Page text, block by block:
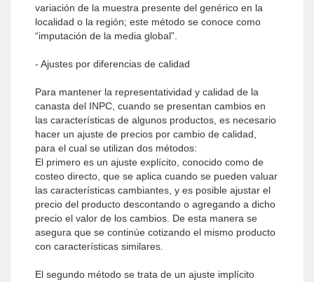
variación de la muestra presente del genérico en la
localidad o la región; este método se conoce como
“imputación de la media global”.
- Ajustes por diferencias de calidad
Para mantener la representatividad y calidad de la
canasta del INPC, cuando se presentan cambios en
las características de algunos productos, es necesario
hacer un ajuste de precios por cambio de calidad,
para el cual se utilizan dos métodos:
El primero es un ajuste explícito, conocido como de
costeo directo, que se aplica cuando se pueden valuar
las características cambiantes, y es posible ajustar el
precio del producto descontando o agregando a dicho
precio el valor de los cambios. De esta manera se
asegura que se continúe cotizando el mismo producto
con características similares.
El segundo método se trata de un ajuste implícito